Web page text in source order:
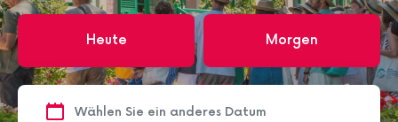
Heute Morgen